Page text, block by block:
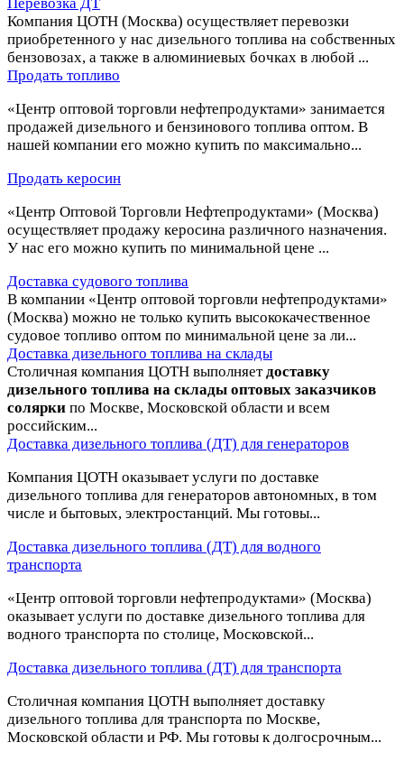
Компания ЦОТН (Москва) осуществляет перевозки
приобретенного у нас дизельного топлива на собственных
бензовозах, а также в алюминиевых бочках в любой ...
Продать топливо
«Центр оптовой торговли нефтепродуктами» занимается
продажей дизельного и бензинового топлива оптом. В
нашей компании его можно купить по максимально...
Продать керосин
«Центр Оптовой Торговли Нефтепродуктами» (Москва)
осуществляет продажу керосина различного назначения.
У нас его можно купить по минимальной цене ...
Доставка судового топлива
В компании «Центр оптовой торговли нефтепродуктами»
(Москва) можно не только купить высококачественное
судовое топливо оптом по минимальной цене за ли...
Доставка дизельного топлива на склады
Столичная компания ЦОТН выполняетдоставку
дизельного топлива на склады оптовых заказчиков
солярки по Москве, Московской области и всем
российским...
Доставка дизельного топлива (ДТ) для генераторов
Компания ЦОТН оказывает услуги по доставке
дизельного топлива для генераторов автономных, в том
числе и бытовых, электростанций. Мы готовы...
Доставка дизельного топлива (ДТ) для водного
транспорта
«Центр оптовой торговли нефтепродуктами» (Москва)
оказывает услуги по доставке дизельного топлива для
водного транспорта по столице, Московской...
Доставка дизельного топлива (ДТ) для транспорта
Столичная компания ЦОТН выполняет доставку
дизельного топлива для транспорта по Москве,
Московской области и РФ. Мы готовы к долгосрочным...